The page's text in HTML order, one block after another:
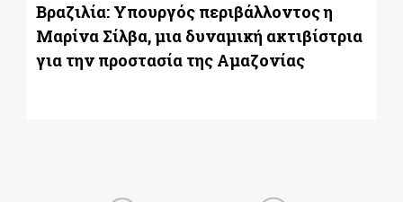
Βραζιλία: Υπουργός περιβάλλοντος η
Μαρίνα Σίλβα, μια δυναμική ακτιβίστρια
για την προστασία της Αμαζονίας